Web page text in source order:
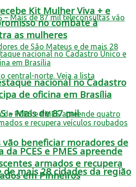
– Mais de 87 mil
beneficiar moradores de
de mais 28 cidades da região
Kit Mulher Viva + e
no combate à
as mulheres
nacional no Cadastro
de oficina em Brasília
da PCES e PMES apreende
armados e recupera
em Pinheiros